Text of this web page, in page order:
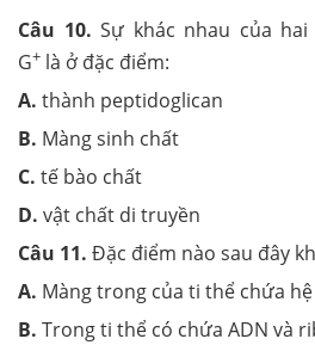
Câu 10.Sự khác nhau của
G+ là ở đặc điểm:
A. thành peptidoglican
B. Màng sinh chất
C. tế bào chất
D. vật chất di truyền
Câu 11. Đặc điểm nào sau đây
A. Màng trong của ti thể chứa
B. Trong ti thể có chứa ADN và